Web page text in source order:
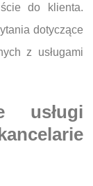
do klienta.
dotyczące
z usługami
usługi